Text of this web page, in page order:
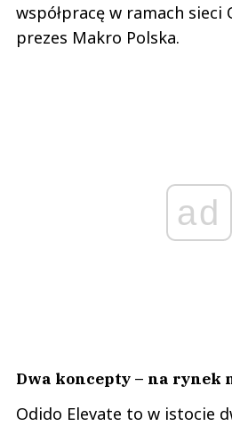
współpracę w ramach sieci
prezes Makro Polska.
ad
Dwa koncepty – na rynek
Odido Elevate to w istocie